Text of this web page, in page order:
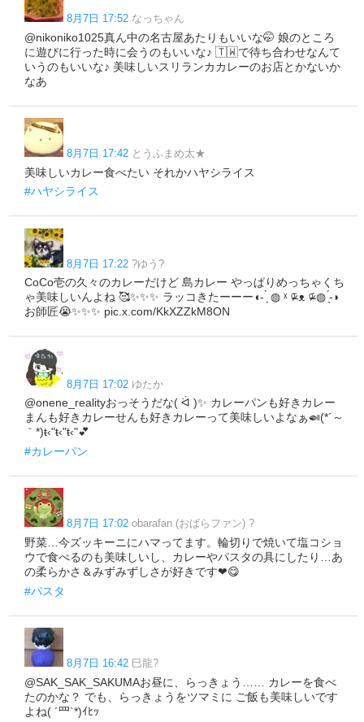
8月7日 17:52 なっちゃん
@nikoniko1025真ん中の名古屋あたりもいいな🤭 娘のところ
に遊びに行った時に会うのもいいな♪ 🇹🇼で待ち合わせなんて
いうのもいいな♪ 美味しいスリランカカレーのお店とかないか
なあ
8月7日 17:42 とうふまめ太★
美味しいカレー食べたい それかハヤシライス
#ハヤシライス
8月7日 17:22 ?ゆう?
CoCo壱の久々のカレーだけど 島カレー やっぱりめっちゃくち
ゃ美味しいんよね 🥰✨✨✨ ラッコきたーーー◖- ̗̀ ◍ ˣ ᵒ̴̶̷᷅ ᴥ ᵒ̴̶̷᷄ ◍ ̖́-◗
お師匠😭✨✨✨ pic.x.com/KkXZZkM8ON
8月7日 17:02 ゆたか
@onene_realityおっそうだな( ᐛ )✨ カレーパンも好きカレー
まんも好きカレーせんも好きカレーって美味しいよなぁ🍛(*´～
｀*)ŧ‹"ŧ‹"ŧ‹"💕
#カレーパン
8月7日 17:02 obarafan (おばらファン) ?
野菜…今ズッキーニにハマってます。輪切りで焼いて塩コショ
ウで食べるのも美味しいし、カレーやパスタの具にしたり…あ
の柔らかさ＆みずみずしさが好きです❤😋
#パスタ
8月7日 16:42 ️巳龍️?
@SAK_SAK_SAKUMAお昼に、らっきょう…… カレーを食べ
たのかな？ でも、らっきょうをツマミに ご飯も美味しいです
よね( ´罒`*)ｲﾋｯ